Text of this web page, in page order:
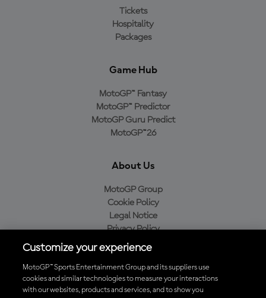
Tickets
Hospitality
Packages
Game Hub
MotoGP™ Fantasy
MotoGP™ Predictor
MotoGP Guru Predict
MotoGP™26
About Us
MotoGP Group
Cookie Policy
Legal Notice
Privacy Policy
Purchase Policy
Baixe o aplicativo oficial da MotoGP™
Customize your experience
MotoGP™ Sports Entertainment Group and its suppliers use
cookies and similar technologies to measure your interactions
with our websites, products and services, and to show you